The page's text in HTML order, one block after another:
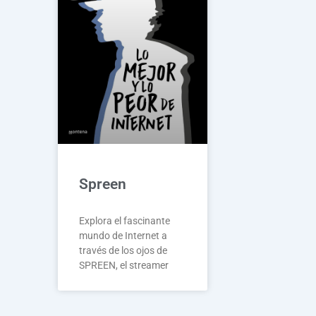
Spreen
Explora el fascinante
mundo de Internet a
través de los ojos de
SPREEN, el streamer